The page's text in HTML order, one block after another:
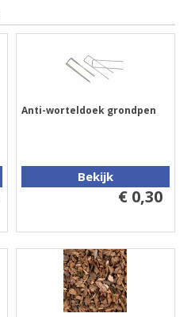
Anti-worteldoek grondpen
Bekijk
€ 0,30